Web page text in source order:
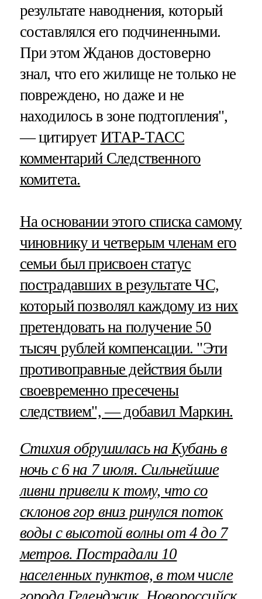
результате наводнения, который
составлялся его подчиненными.
При этом Жданов достоверно
знал, что его жилище не только не
повреждено, но даже и не
находилось в зоне подтопления",
— цитирует ИТАР-ТАСС
комментарий Следственного
комитета.
На основании этого списка самому
чиновнику и четверым членам его
семьи был присвоен статус
пострадавших в результате ЧС,
который позволял каждому из них
претендовать на получение 50
тысяч рублей компенсации. "Эти
противоправные действия были
своевременно пресечены
следствием", — добавил Маркин.
Стихия обрушилась на Кубань в
ночь с 6 на 7 июля. Сильнейшие
ливни привели к тому, что со
склонов гор вниз ринулся поток
воды с высотой волны от 4 до 7
метров. Пострадали 10
населенных пунктов, в том числе